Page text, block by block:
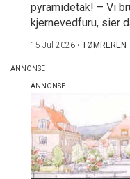
pyramidetak! – Vi
kjernevedfuru, sier
15 Jul 2026 • TØMREREN